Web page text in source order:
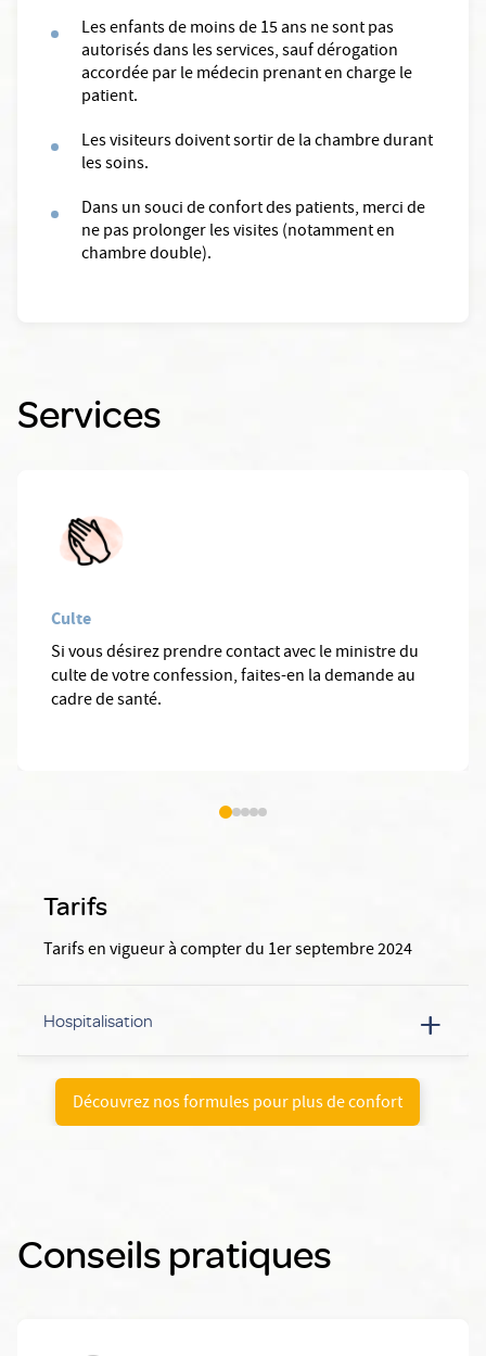
Les enfants de moins de 15 ans ne sont pas
autorisés dans les services, sauf dérogation
accordée par le médecin prenant en charge le
patient.
Les visiteurs doivent sortir de la chambre durant
les soins.
Dans un souci de confort des patients, merci de
ne pas prolonger les visites (notamment en
chambre double).
Services
Culte
Si vous désirez prendre contact avec le ministre du
culte de votre confession, faites-en la demande au
cadre de santé.
Tarifs
Tarifs en vigueur à compter du 1er septembre 2024
Hospitalisation +
Découvrez nos formules pour plus de confort
Conseils pratiques